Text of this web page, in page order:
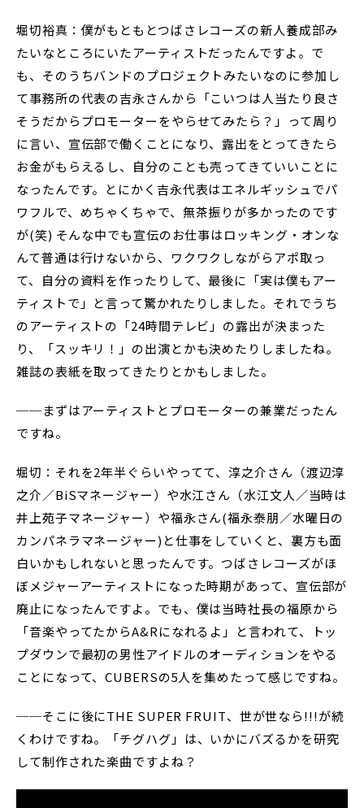
堀切裕真：僕がもともとつばさレコーズの新人養成部み
たいなところにいたアーティストだったんですよ。で
も、そのうちバンドのプロジェクトみたいなのに参加し
て事務所の代表の吉永さんから「こいつは人当たり良さ
そうだからプロモーターをやらせてみたら？」って周り
に言い、宣伝部で働くことになり、露出をとってきたら
お金がもらえるし、自分のことも売ってきていいことに
なったんです。とにかく吉永代表はエネルギッシュでパ
ワフルで、めちゃくちゃで、無茶振りが多かったのです
が(笑) そんな中でも宣伝のお仕事はロッキング・オンな
んて普通は行けないから、ワクワクしながらアポ取っ
て、自分の資料を作ったりして、最後に「実は僕もアー
ティストで」と言って驚かれたりしました。それでうち
のアーティストの「24時間テレビ」の露出が決まった
り、「スッキリ！」の出演とかも決めたりしましたね。
雑誌の表紙を取ってきたりとかもしました。
──まずはアーティストとプロモーターの兼業だったん
ですね。
堀切：それを2年半ぐらいやってて、淳之介さん（渡辺淳
之介／BiSマネージャー）や水江さん（水江文人／当時は
井上苑子マネージャー）や福永さん(福永泰朋／水曜日の
カンパネラマネージャー)と仕事をしていくと、裏方も面
白いかもしれないと思ったんです。つばさレコーズがほ
ぼメジャーアーティストになった時期があって、宣伝部が
廃止になったんですよ。でも、僕は当時社長の福原から
「音楽やってたからA&Rになれるよ」と言われて、トッ
プダウンで最初の男性アイドルのオーディションをやる
ことになって、CUBERSの5人を集めたって感じですね。
──そこに後にTHE SUPER FRUIT、世が世なら!!!が続
くわけですね。「チグハグ」は、いかにバズるかを研究
して制作された楽曲ですよね？